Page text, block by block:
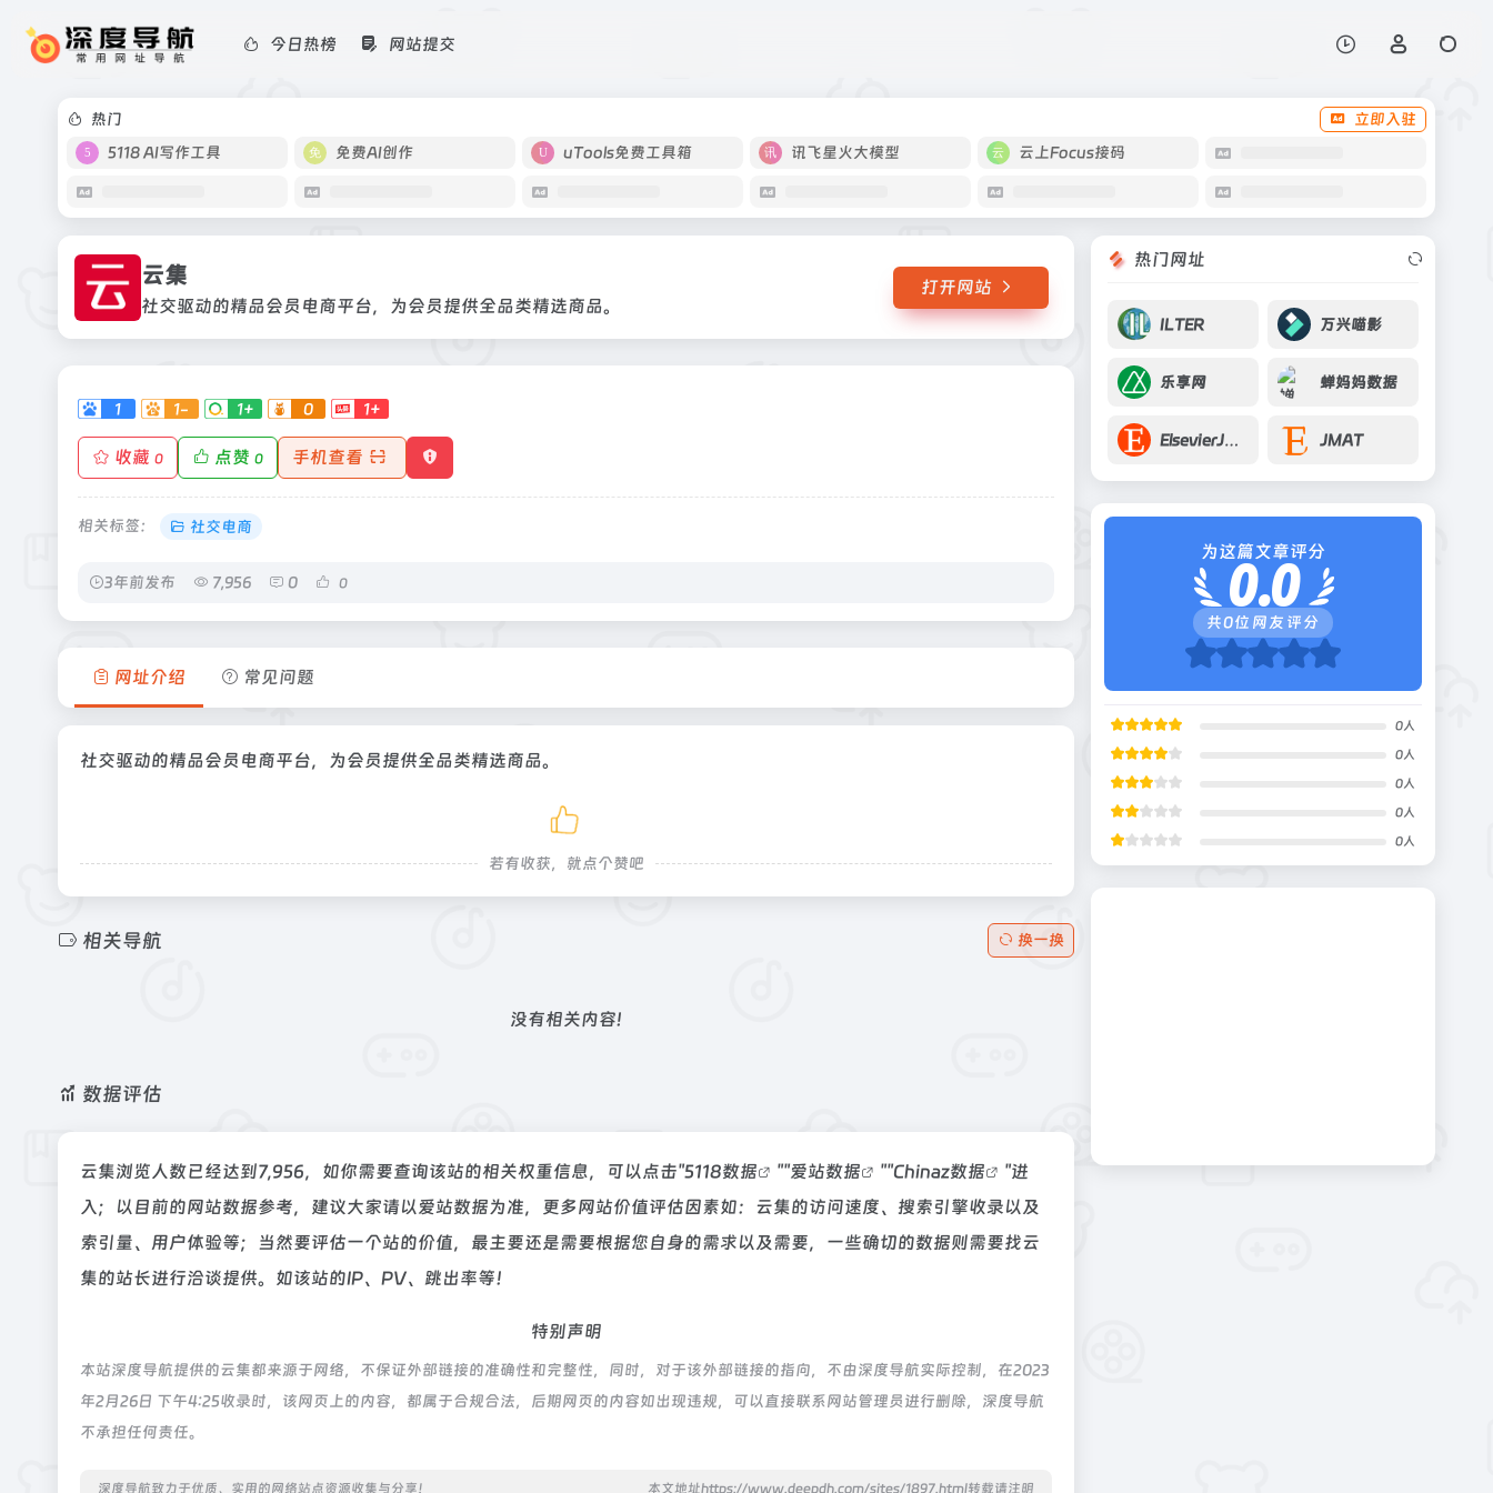
今日热榜 网站提交
热门
立即入驻
5118 AI写作工具
免费AI创作 uTools免费工具箱 讯飞星火大模型 云上Focus接码
云集
社交驱动的精品会员电商平台，为会员提供全品类精选商品。
打开网站
1 1- 1+ 0 1+
收藏 0 点赞 0 手机查看
相关标签： 社交电商
3年前发布 7,956 0 0
网址介绍 常见问题
社交驱动的精品会员电商平台，为会员提供全品类精选商品。
若有收获，就点个赞吧
相关导航 换一换
没有相关内容!
数据评估
云集浏览人数已经达到7,956，如你需要查询该站的相关权重信息，可以点击"5118数据 ""爱站数据 ""Chinaz数据
"进
入；以目前的网站数据参考，建议大家请以爱站数据为准，更多网站价值评估因素如：云集的访问速度、搜索引擎收录以及
索引量、用户体验等；当然要评估一个站的价值，最主要还是需要根据您自身的需求以及需要，一些确切的数据则需要找云
集的站长进行洽谈提供。如该站的IP、PV、跳出率等！
特别声明
本站深度导航提供的云集都来源于网络，不保证外部链接的准确性和完整性，同时，对于该外部链接的指向，不由深度导航实际控制，在2023
年2月26日 下午4:25收录时，该网页上的内容，都属于合规合法，后期网页的内容如出现违规，可以直接联系网站管理员进行删除，深度导航
不承担任何责任。
深度导航致力于优质、实用的网络站点资源收集与分享！ 本文地址https://www.deepdh.com/sites/1897.html转载请注明
热门网址
ILTER 万兴喵影
乐享网 蝉妈妈数据
ElsevierJournal Finder JMAT
为这篇文章评分
0.0
共0位网友评分
0人
0人
0人
0人
0人